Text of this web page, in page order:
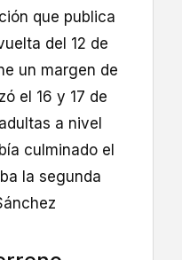
que publica
del 12 de
un margen de
el 16 y 17 de
a nivel
culminado el
la segunda